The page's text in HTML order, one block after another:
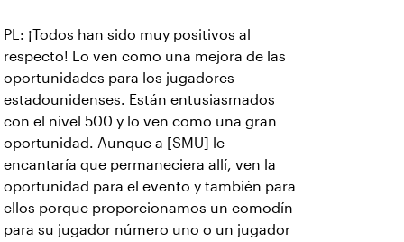
PL: ¡Todos han sido muy positivos al
respecto! Lo ven como una mejora de las
oportunidades para los jugadores
estadounidenses. Están entusiasmados
con el nivel 500 y lo ven como una gran
oportunidad. Aunque a [SMU] le
encantaría que permaneciera allí, ven la
oportunidad para el evento y también para
ellos porque proporcionamos un comodín
para su jugador número uno o un jugador